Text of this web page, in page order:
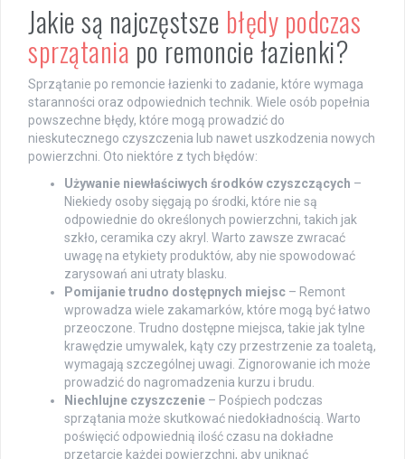
Jakie są najczęstsze błędy podczas
sprzątaniapo remoncie łazienki?
Sprzątanie po remoncie łazienki to zadanie, które wymaga
staranności oraz odpowiednich technik. Wiele osób popełnia
powszechne błędy, które mogą prowadzić do
nieskutecznego czyszczenia lub nawet uszkodzenia nowych
powierzchni. Oto niektóre z tych błędów:
Używanie niewłaściwych środków czyszczących –
Niekiedy osoby sięgają po środki, które nie są
odpowiednie do określonych powierzchni, takich jak
szkło, ceramika czy akryl. Warto zawsze zwracać
uwagę na etykiety produktów, aby nie spowodować
zarysowań ani utraty blasku.
Pomijanie trudno dostępnych miejsc – Remont
wprowadza wiele zakamarków, które mogą być łatwo
przeoczone. Trudno dostępne miejsca, takie jak tylne
krawędzie umywalek, kąty czy przestrzenie za toaletą,
wymagają szczególnej uwagi. Zignorowanie ich może
prowadzić do nagromadzenia kurzu i brudu.
Niechlujne czyszczenie – Pośpiech podczas
sprzątania może skutkować niedokładnością. Warto
poświęcić odpowiednią ilość czasu na dokładne
przetarcie każdej powierzchni, aby uniknąć